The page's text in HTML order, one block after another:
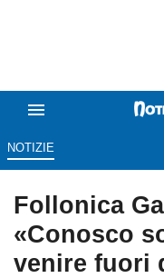
NOTIZIE
Follonica
«Conosco
venire fuori